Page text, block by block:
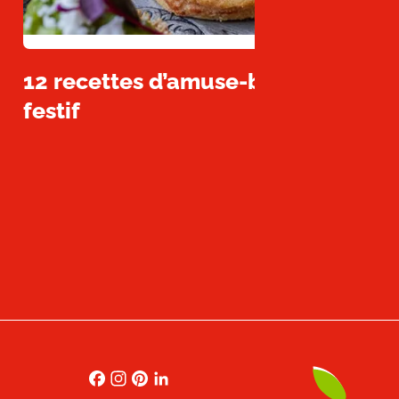
12 recettes d’amuse-bouches
festif
Facebook
Instagram
Pinterest